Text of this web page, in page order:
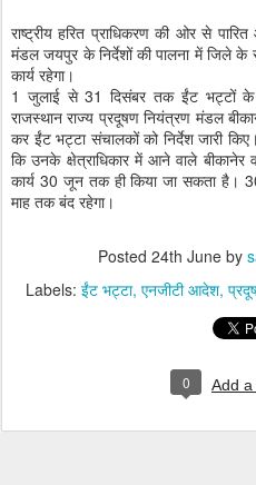
राष्ट्रीय हरित प्राधिकरण की ओर से
मंडल जयपुर के निर्देशों की पालना में जिले
कार्य रहेगा।
1 जुलाई से 31 दिसंबर तक ईंट भट्टों के
राजस्थान राज्य प्रदूषण नियंत्रण मंडल
कर ईंट भट्टा संचालकों को निर्देश जारी किए।
कि उनके क्षेत्राधिकार में आने वाले
कार्य 30 जून तक ही किया जा सकता है।
माह तक बंद रहेगा।
Posted 24th June by
Labels: ईंट भट्टा एनजीटी आदेश
0 Add